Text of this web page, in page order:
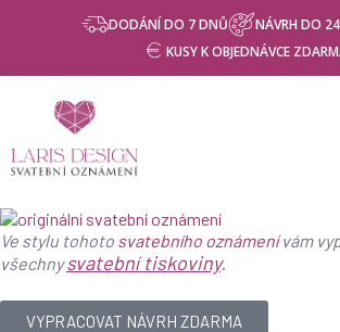
content
DODÁNÍ DO 7 DNŮ
NÁVRH DO
KUSY K OBJEDNÁVCE
Ve stylu tohoto svatebního oznámenívám
všechnysvatební tiskoviny.
VYPRACOVAT NÁVRH ZDARMA